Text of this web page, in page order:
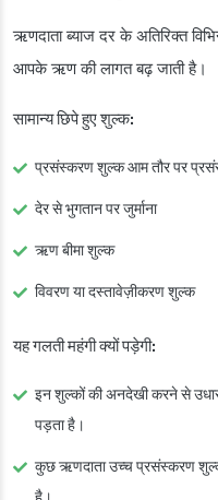
ऋणदाता ब्याज दर के अतिरिक्त
आपके ऋण की लागत बढ़ जाती है।
सामान्य छिपे हुए शुल्क:
प्रसंस्करण शुल्क आम तौर पर
देर से भुगतान पर जुर्माना
ऋण बीमा शुल्क
विवरण या दस्तावेज़ीकरण शुल्क
यह गलती महंगी क्यों पड़ेगी:
इन शुल्कों की अनदेखी करने से
पड़ता है।
कुछ ऋणदाता उच्च प्रसंस्करण